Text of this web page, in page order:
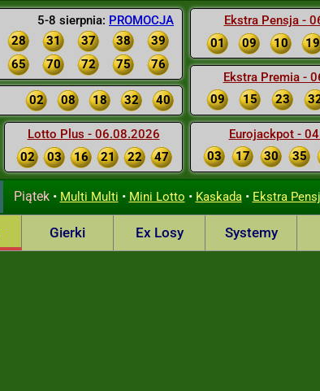
5-8 sierpnia: PROMOCJA
28 31 37 38
39
65 70 72 75 76
02 08 18 32 40
Lotto Plus - 06.08.2026
02
03 16 21 22 47
Ekstra Pensja -
01
09 10 19
Ekstra Premia -
09
15 23
Eurojackpot -
03
17 30 35
Piątek• Multi Multi • Mini Lotto • Kaskada• Ekstra
Gierki Ex Losy Systemy